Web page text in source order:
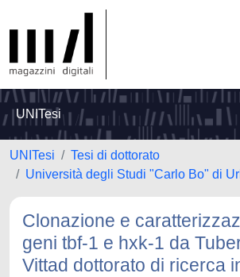
UNITesi
UNITesi
Tesi di dottorato
Università degli Studi "Carlo Bo" di
Clonazione e
geni tbf-1 e hxk-1 da
Vittad dottorato di ricerca